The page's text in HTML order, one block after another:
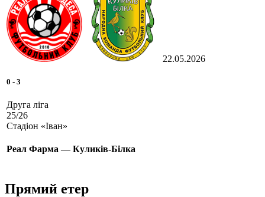
22.05.2026
0 - 3
Друга ліга
25/26
Стадіон «Іван»
Реал Фарма — Куликів-Білка
Прямий етер